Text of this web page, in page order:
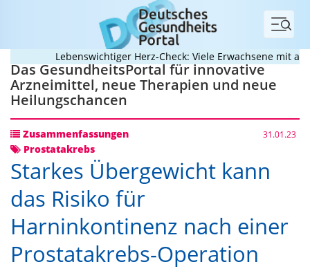
Menü
Lebenswichtiger Herz-Check: Viele Erwachsene mit
Das GesundheitsPortal für innovative
Arzneimittel, neue Therapien und neue
Heilungschancen
Zusammenfassungen 31.01.23
Prostatakrebs
Starkes Übergewicht kann
das Risiko für
Harninkontinenz nach einer
Prostatakrebs-Operation